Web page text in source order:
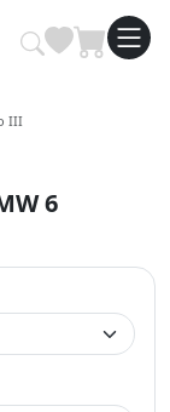
шины
III
6